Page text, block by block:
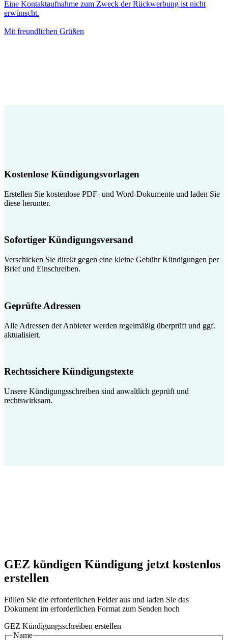
Eine Kontaktaufnahme zum Zweck der Rückwerbung ist nicht
erwünscht.
Mit freundlichen Grüßen
Kostenlose Kündigungsvorlagen
Erstellen Sie kostenlose PDF- und Word-Dokumente und laden Sie
diese herunter.
Sofortiger Kündigungsversand
Verschicken Sie direkt gegen eine kleine Gebühr Kündigungen per
Brief und Einschreiben.
Geprüfte Adressen
Alle Adressen der Anbieter werden regelmäßig überprüft und ggf.
aktualisiert.
Rechtssichere Kündigungstexte
Unsere Kündigungsschreiben sind anwaltlich geprüft und
rechtswirksam.
GEZ kündigen Kündigung jetzt kostenlos
erstellen
Füllen Sie die erforderlichen Felder aus und laden Sie das
Dokument im erforderlichen Format zum Senden hoch
GEZ Kündigungsschreiben erstellen
Name